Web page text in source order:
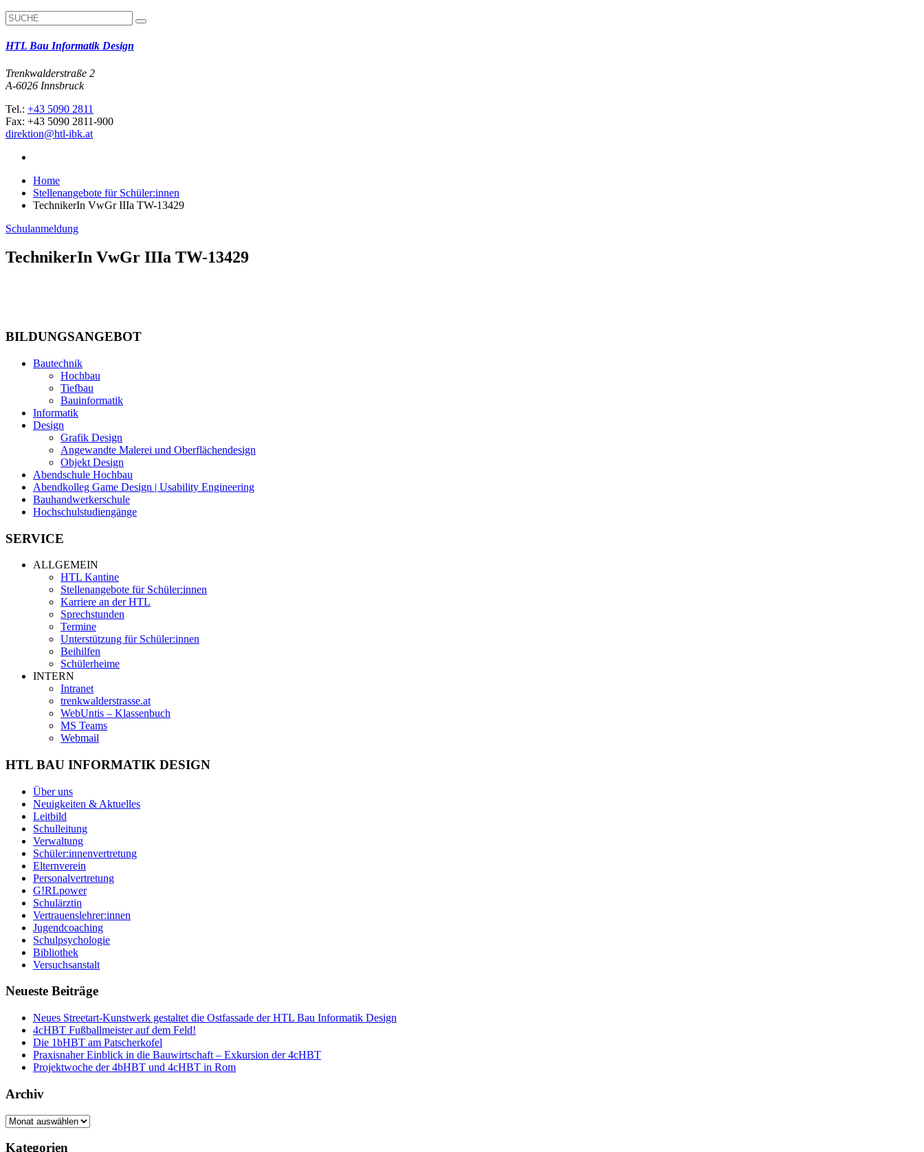
HTL Bau Informatik Design
Trenkwalderstraße 2
A-6026 Innsbruck
Tel.: +43 5090 2811
Fax: +43 5090 2811-900
direktion@htl-ibk.at
Home
Stellenangebote für Schüler:innen
TechnikerIn VwGr IIIa TW-13429
Schulanmeldung
TechnikerIn VwGr IIIa TW-13429
BILDUNGSANGEBOT
Bautechnik
Hochbau
Tiefbau
Bauinformatik
Informatik
Design
Grafik Design
Angewandte Malerei und Oberflächendesign
Objekt Design
Abendschule Hochbau
Abendkolleg Game Design | Usability Engineering
Bauhandwerkerschule
Hochschulstudiengänge
SERVICE
ALLGEMEIN
HTL Kantine
Stellenangebote für Schüler:innen
Karriere an der HTL
Sprechstunden
Termine
Unterstützung für Schüler:innen
Beihilfen
Schülerheime
INTERN
Intranet
trenkwalderstrasse.at
WebUntis – Klassenbuch
MS Teams
Webmail
HTL BAU INFORMATIK DESIGN
Über uns
Neuigkeiten & Aktuelles
Leitbild
Schulleitung
Verwaltung
Schüler:innenvertretung
Elternverein
Personalvertretung
G!RLpower
Schulärztin
Vertrauenslehrer:innen
Jugendcoaching
Schulpsychologie
Bibliothek
Versuchsanstalt
Neueste Beiträge
Neues Streetart-Kunstwerk gestaltet die Ostfassade der HTL Bau Informatik Design
4cHBT Fußballmeister auf dem Feld!
Die 1bHBT am Patscherkofel
Praxisnaher Einblick in die Bauwirtschaft – Exkursion der 4cHBT
Projektwoche der 4bHBT und 4cHBT in Rom
Archiv
Archiv
Kategorien